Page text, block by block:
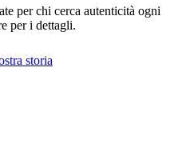
per chi cerca autenticità ogni
per i dettagli.
storia